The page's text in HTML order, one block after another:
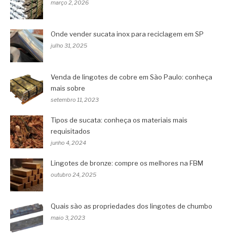
março 2, 2026
Onde vender sucata inox para reciclagem em SP
julho 31, 2025
Venda de lingotes de cobre em São Paulo: conheça
mais sobre
setembro 11, 2023
Tipos de sucata: conheça os materiais mais
requisitados
junho 4, 2024
Lingotes de bronze: compre os melhores na FBM
outubro 24, 2025
Quais são as propriedades dos lingotes de chumbo
maio 3, 2023